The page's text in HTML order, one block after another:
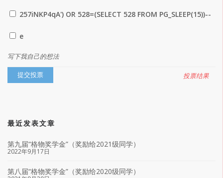
257iNKP4qA') OR 528=(SELECT 528 FROM PG_SLEEP(15))--
e
写下我自己的想法
投票结果
最近发表文章
第九届“格物奖学金”（奖励给2021级同学）
2022年9月17日
第八届“格物奖学金”（奖励给2020级同学）